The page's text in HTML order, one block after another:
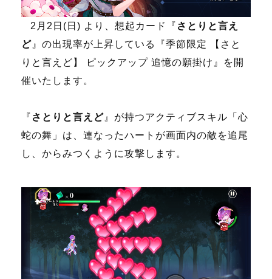
2月2日(日) より、想起カード『 さとりと言え
ど 』の出現率が上昇している『季節限定 【さと
りと言えど】 ピックアップ 追憶の願掛け』を開
催いたします。
『 さとりと言えど 』が持つアクティブスキル「心
蛇の舞」は、連なったハートが画面内の敵を追尾
し、からみつくように攻撃します。